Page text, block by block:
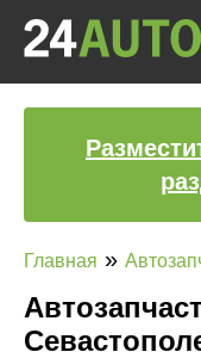
Главная »